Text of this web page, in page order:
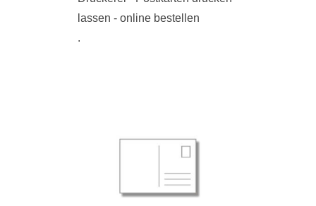
lassen - online bestellen
.